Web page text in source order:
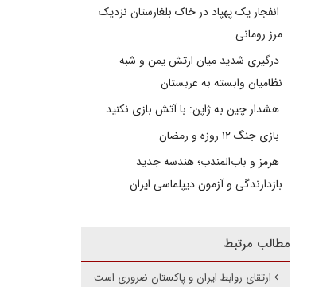
انفجار یک پهپاد در خاک بلغارستان نزدیک
مرز رومانی
درگیری شدید میان ارتش یمن و شبه
نظامیان وابسته به عربستان
هشدار چین به ژاپن: با آتش بازی نکنید
بازی جنگ ۱۲ روزه و رمضان
هرمز و باب‌المندب؛ هندسه جدید
بازدارندگی و آزمون دیپلماسی ایران
مطالب مرتبط
ارتقای روابط ایران و پاکستان ضروری است